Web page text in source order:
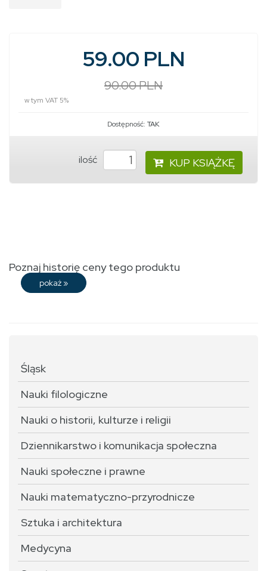
59.00 PLN
90.00 PLN
w tym VAT 5%
Dostępność: TAK
ilość KUP KSIĄŻKĘ
Poznaj historię ceny tego produktu
pokaż »
Śląsk
Nauki filologiczne
Nauki o historii, kulturze i religii
Dziennikarstwo i komunikacja społeczna
Nauki społeczne i prawne
Nauki matematyczno-przyrodnicze
Sztuka i architektura
Medycyna